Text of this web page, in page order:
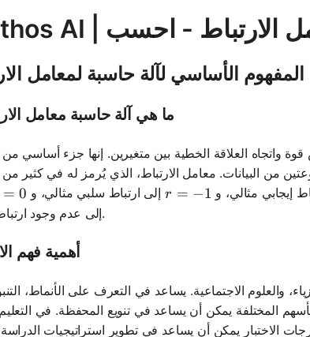
المفهوم الأساسي لآلة حاسبة لمعامل
ما هي آلة حاسبة معامل
واتجاه العلاقة الخطية بين متغيرين. إنها جزء أساسي من
من البيانات. معامل الارتباط، الذي يُرمز له في كثير من
إيجابي مثالي، و r = -1
r = −1 إلى ارتباط سلبي مثالي، و 0
= 0
إلى عدم وجود ارتباط خطي.
أهمية فهم
والعلوم الاجتماعية. يساعد في التعرف على الأنماط،
المختلفة يمكن أن يساعد في تنويع المحفظة. في